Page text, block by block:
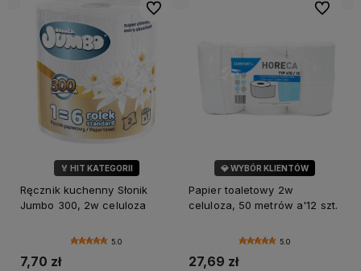
🏅 HIT KATEGORII
💎 WYBÓR KLIENTÓW
Ręcznik kuchenny Słonik
Jumbo 300, 2w celuloza
5.0
7,70 zł
Do ulubionych
💎 WYBÓR KLIENTÓW
Papier toaletowy 2w
celuloza, 50 metrów a'12 szt.
5.0
27,69 zł
Do